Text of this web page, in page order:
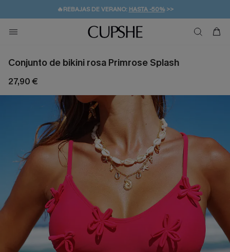
👒PROMOCIÓN DE VERANO:-10% EN 2 VESTIDOS
💌¡SUSCRIBIRSE & GANAR -10% EXTRA!
🚚ENVÍO GRATUITO A PARTIR DE 49 € >>
Conjunto de bikini rosa Primrose Splash
27,90 €